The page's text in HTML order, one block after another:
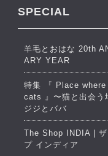
SPECIAL
羊毛とおはな 20th
ARY YEAR
特集 『 Place
cats 』〜猫と出会う
ジジとババ
The Shop INDIA | ザ
プ インディア